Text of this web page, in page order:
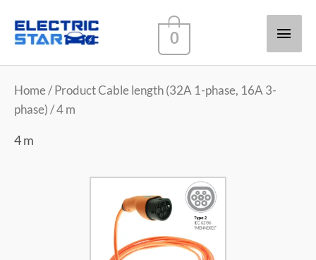
0
Home/ Product Cable length (32A 1-phase, 16A 3-
phase) / 4 m
4 m